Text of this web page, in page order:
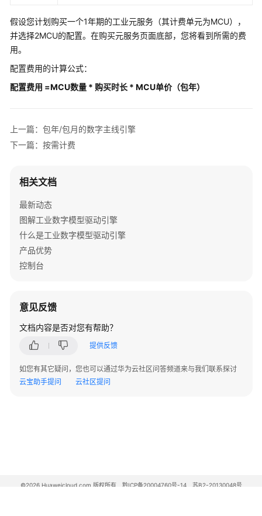
包
月
年/
包
概
述
年/
的
数
擎
包
年/
月
的
包
假设您计划购买一个1年期的工业元服务（其计费单元为MCU），
并选择2MCU的配置。在购买元服务页面底部，您将看到所需的费
用。
配置费用的计算公式：
配置费用 =MCU数量 * 购买时长 * MCU单价（包年）
上一篇：包年/包月的数字主线引擎
下一篇：按需计费
相关文档
最新动态
图解工业数字模型驱动引擎
什么是工业数字模型驱动引擎
产品优势
控制台
意见反馈
文档内容是否对您有帮助？
提供反馈
如您有其它疑问，您也可以通过华为云社区问答频道来与我们联系探讨
云宝助手提问
云社区提问
©2026 Huaweicloud.com 版权所有 黔ICP备20004760号-14
苏B2-20130048号